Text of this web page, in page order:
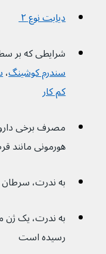
دیابت نوع ۲
شرایطی که بر سطح
سندرم کوشینگ،
کم کار
مصرف برخی
هورمونی مانند قرص‌های ضد
به ندرت،
به ندرت، یک ژن
رسیده است